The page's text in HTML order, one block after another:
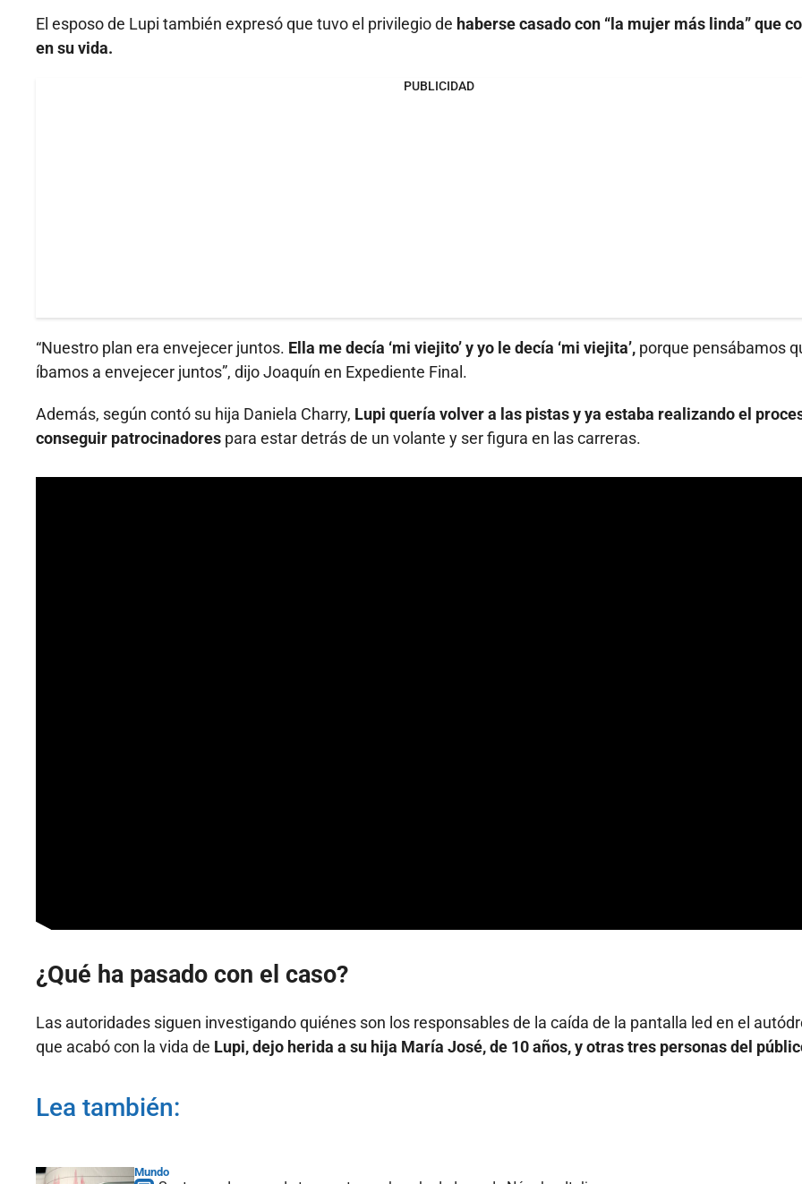
El esposo de Lupi también expresó que tuvo el privilegio de haberse casado con “la mujer más linda” que
en su vida.
PUBLICIDAD
“Nuestro plan era envejecer juntos. Ella me decía ‘mi viejito’ y yo le decía ‘mi viejita’, porque pensábamos
íbamos a envejecer juntos”, dijo Joaquín en Expediente Final.
Además, según contó su hija Daniela Charry, Lupi quería volver a las pistas y ya estaba realizando el
conseguir patrocinadores para estar detrás de un volante y ser figura en las carreras.
¿Qué ha pasado con el caso?
Las autoridades siguen investigando quiénes son los responsables de la caída de la pantalla led en el
que acabó con la vida de Lupi, dejo herida a su hija María José, de 10 años, y otras tres personas del
Lea también:
Mundo